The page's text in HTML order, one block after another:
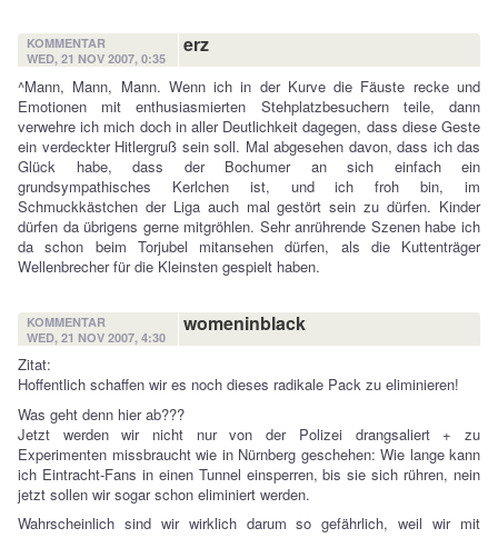
KOMMENTAR
WED, 21 NOV 2007, 0:35
erz
^Mann, Mann, Mann. Wenn ich in der Kurve die Fäuste recke und
Emotionen mit enthusiasmierten Stehplatzbesuchern teile, dann
verwehre ich mich doch in aller Deutlichkeit dagegen, dass diese Geste
ein verdeckter Hitlergruß sein soll. Mal abgesehen davon, dass ich das
Glück habe, dass der Bochumer an sich einfach ein
grundsympathisches Kerlchen ist, und ich froh bin, im
Schmuckkästchen der Liga auch mal gestört sein zu dürfen. Kinder
dürfen da übrigens gerne mitgröhlen. Sehr anrührende Szenen habe ich
da schon beim Torjubel mitansehen dürfen, als die Kuttenträger
Wellenbrecher für die Kleinsten gespielt haben.
KOMMENTAR
WED, 21 NOV 2007, 4:30
womeninblack
Zitat:
Hoffentlich schaffen wir es noch dieses radikale Pack zu eliminieren!
Was geht denn hier ab???
Jetzt werden wir nicht nur von der Polizei drangsaliert + zu
Experimenten missbraucht wie in Nürnberg geschehen: Wie lange kann
ich Eintracht-Fans in einen Tunnel einsperren, bis sie sich rühren, nein
jetzt sollen wir sogar schon eliminiert werden.
Wahrscheinlich sind wir wirklich darum so gefährlich, weil wir mit